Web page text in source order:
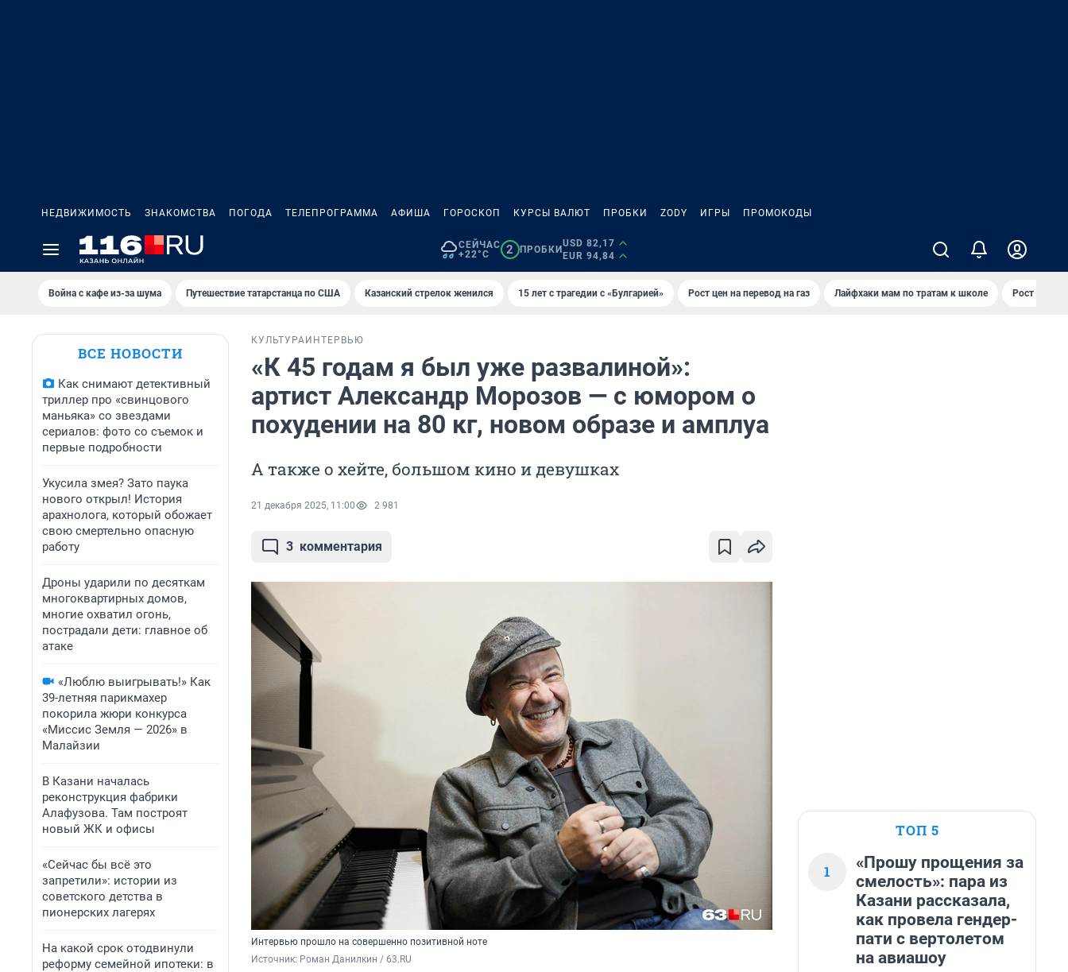
НЕДВИЖИМОСТЬ ЗНАКОМСТВА ПОГОДА ТЕЛЕПРОГРАММА АФИША ГОРОСКОП КУРСЫ ВАЛЮТ ПРОБКИ ZODY ИГРЫ ПРОМОКОДЫ
СЕЙЧАС
+22°C
2 ПРОБКИ
USD 82,17
EUR 94,84
Война с кафе из-за шума Путешествие татарстанца по США Казанский стрелок женился 15 лет с трагедии с «Булгарией» Рост цен на перевод на газ Лайфхаки мам по тратам к школе Рост цен на
ВСЕ НОВОСТИ
Как снимают детективный
триллер про «свинцового
маньяка» со звездами
сериалов: фото со съемок и
первые подробности
Укусила змея? Зато паука
нового открыл! История
арахнолога, который обожает
свою смертельно опасную
работу
Дроны ударили по десяткам
многоквартирных домов,
многие охватил огонь,
пострадали дети: главное об
атаке
«Люблю выигрывать!» Как
39-летняя парикмахер
покорила жюри конкурса
«Миссис Земля — 2026» в
Малайзии
В Казани началась
реконструкция фабрики
Алафузова. Там построят
новый ЖК и офисы
«Сейчас бы всё это
запретили»: истории из
советского детства в
пионерских лагерях
На какой срок отодвинули
реформу семейной ипотеки: в
КУЛЬТУРА ИНТЕРВЬЮ
«К 45 годам я был уже развалиной»:
артист Александр Морозов — с юмором о
похудении на 80 кг, новом образе и амплуа
А также о хейте, большом кино и девушках
21 декабря 2025, 11:00 2 981
3 комментария
Интервью прошло на совершенно позитивной ноте
Источник: Роман Данилкин / 63.RU
ТОП 5
1
«Прошу прощения за
смелость»: пара из
Казани рассказала,
как провела гендер-
пати с вертолетом
на авиашоу